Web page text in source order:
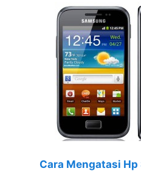
Cara Mengatasi